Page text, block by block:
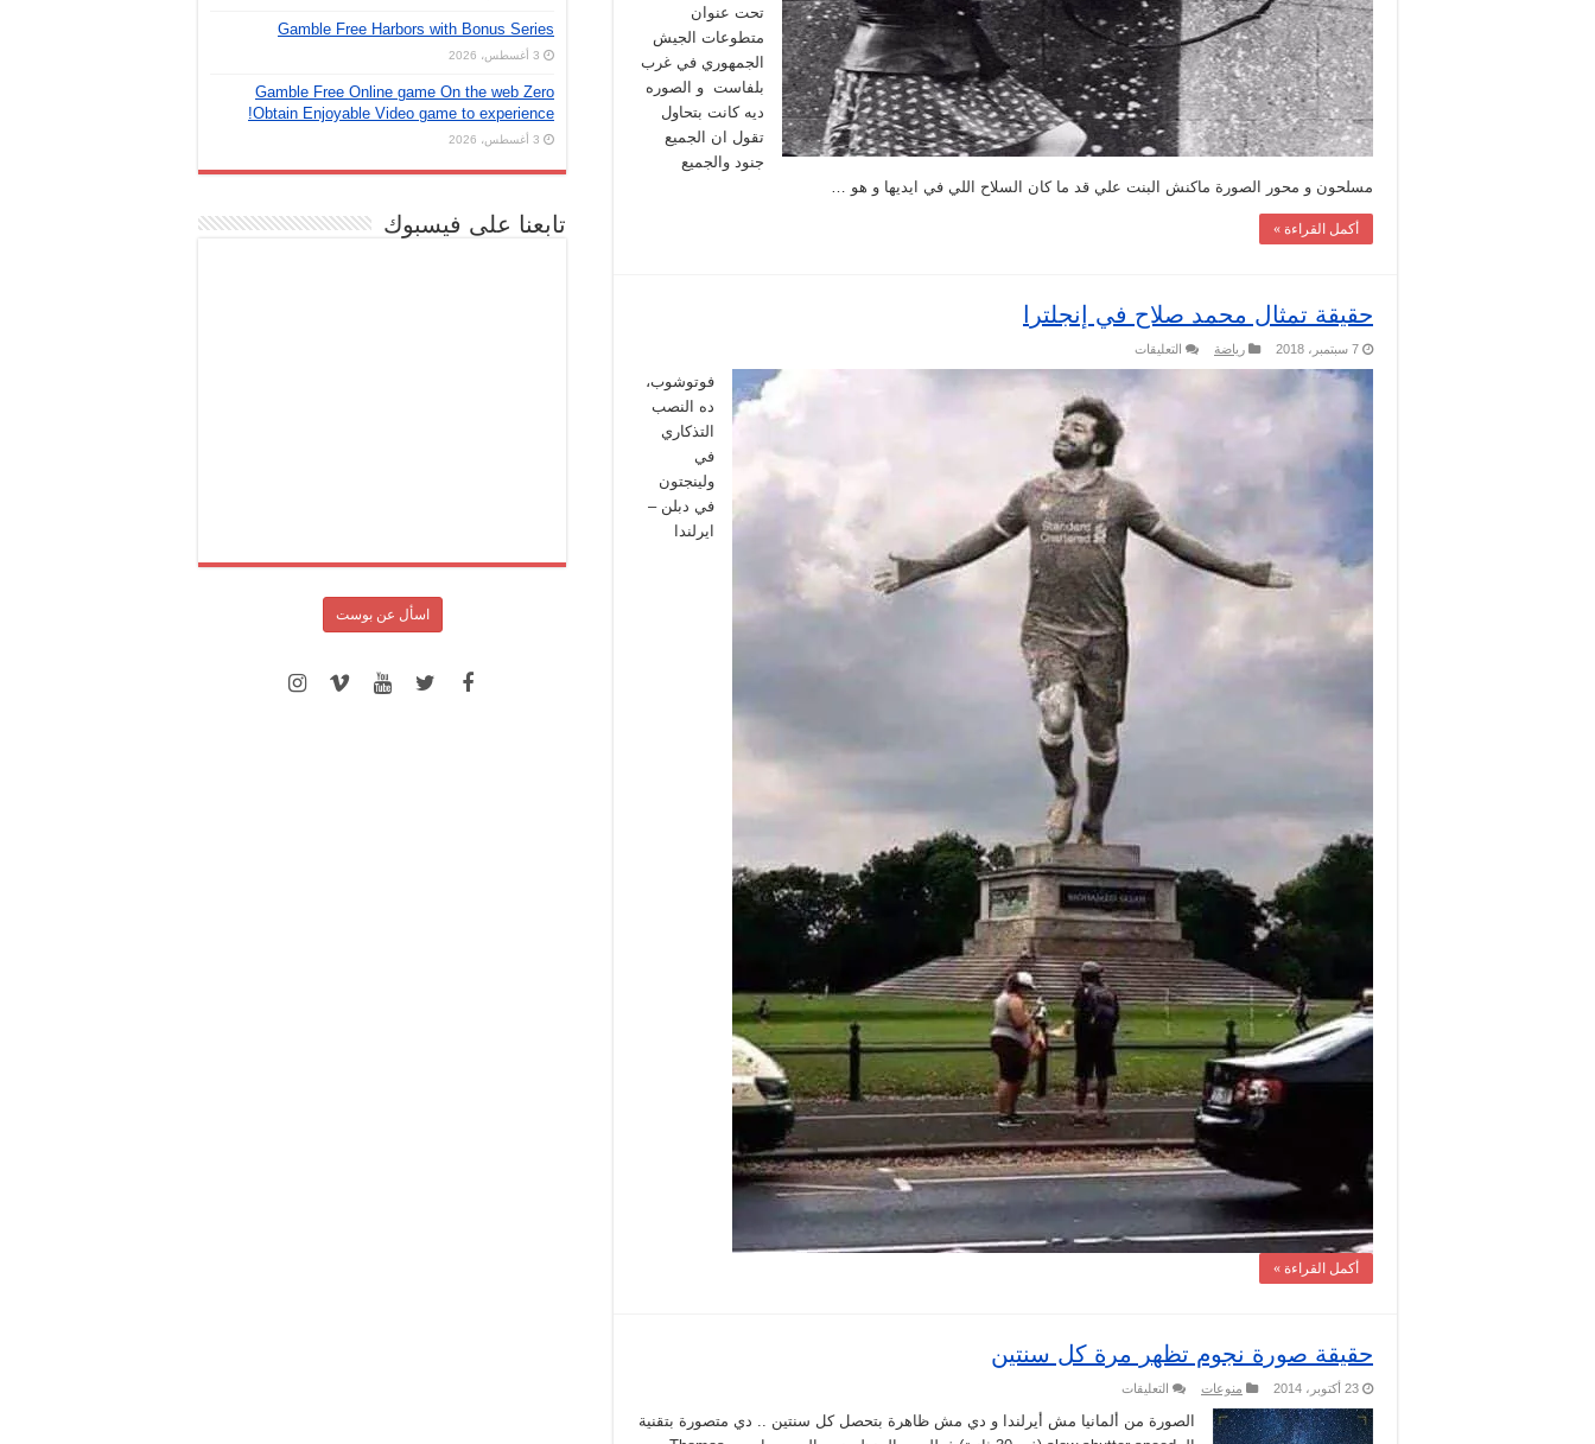
تحت عنوان
متطوعات الجيش
الجمهوري في غرب
بلفاست و الصوره
ديه كانت بتحاول
تقول ان الجميع
جنود والجميع
مسلحون و محور الصورة ماكنش البنت علي قد ما كان السلاح اللي في ايديها و هو …
أكمل القراءة »
حقيقة تمثال محمد صلاح في إنجلترا
7 سبتمبر، 2018 رياضة التعليقات
تمثال
محمد
صلاح
في
إنجلترا
مغلقة
فوتوشوب،
ده النصب
التذكاري
في
ولينجتون
في دبلن –
ايرلندا
أكمل القراءة »
حقيقة صورة نجوم تظهر مرة كل سنتين
23 أكتوبر، 2014 منوعات التعليقات
صورة
الصورة من ألمانيا مش أيرلندا و دي مش ظاهرة بتحصل كل سنتين .. دي متصورة بتقنية
Gamble Free Harbors with Bonus Series
3 أغسطس، 2026
Gamble Free Online game On the web Zero
Obtain Enjoyable Video game to experience!
3 أغسطس، 2026
تابعنا على فيسبوك
اسأل عن بوست